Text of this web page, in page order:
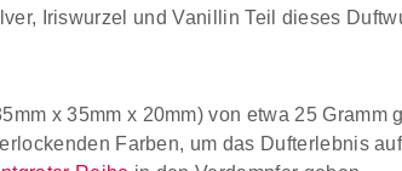
Iriswurzel und Vanillin Teil dieses
x 35mm x 20mm) von etwa 25
Farben, um das Dufterlebnis